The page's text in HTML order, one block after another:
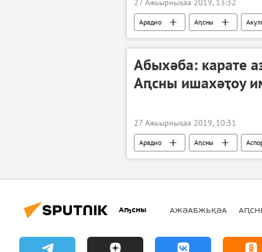
27 Ажьырныҳәа 2019, 13:32
Арадио Аԥсны
Абыхәба: карате
Аԥсны ишахәҭоу
27 Ажьырныҳәа 2019, 10:31
Арадио Аԥсны
Аҧсны АЖӘАБЖЬҚӘА